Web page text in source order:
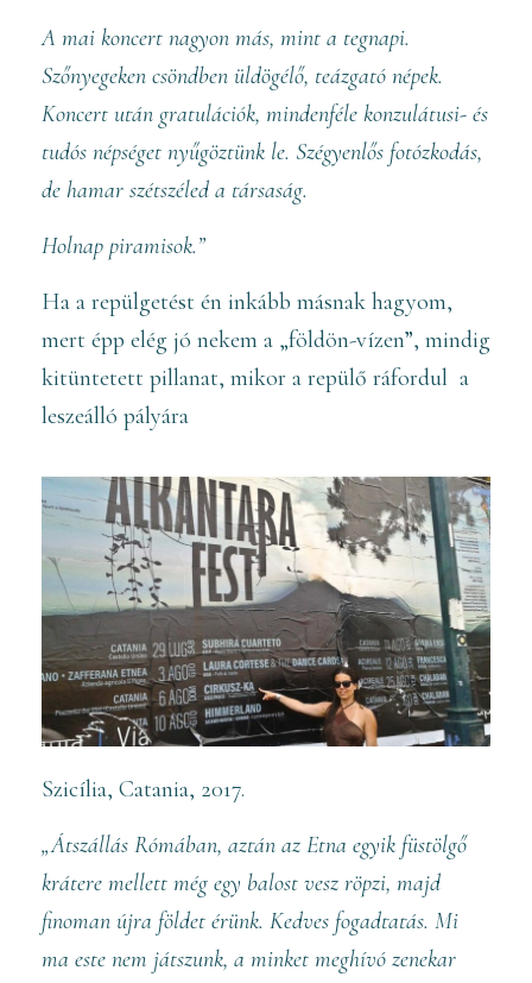
A mai koncert nagyon más, mint a tegnapi.
Szőnyegeken csöndben üldögélő, teázgató népek.
Koncert után gratulációk, mindenféle konzulátusi- és
tudós népséget nyűgöztünk le. Szégyenlős fotózkodás,
de hamar szétszéled a társaság.
Holnap piramisok.”
Ha a repülgetést én inkább másnak hagyom,
mert épp elég jó nekem a „földön-vízen”, mindig
kitüntetett pillanat, mikor a repülő ráfordul a
leszeálló pályára
Szicília, Catania, 2017.
„Átszállás Rómában, aztán az Etna egyik füstölgő
krátere mellett még egy balost vesz röpzi, majd
finoman újra földet érünk. Kedves fogadtatás. Mi
ma este nem játszunk, a minket meghívó zenekar